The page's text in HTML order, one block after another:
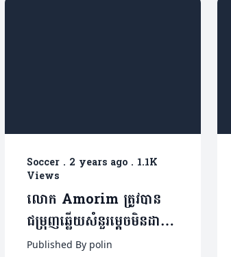
Soccer . 2 years ago . 1.1K
Views
លោក Amorim ត្រូវបាន
ជម្រុញឆ្លើយសំនួរម្តេចមិនដាក់
កីឡាកររូបនេះចូល
Published By polin